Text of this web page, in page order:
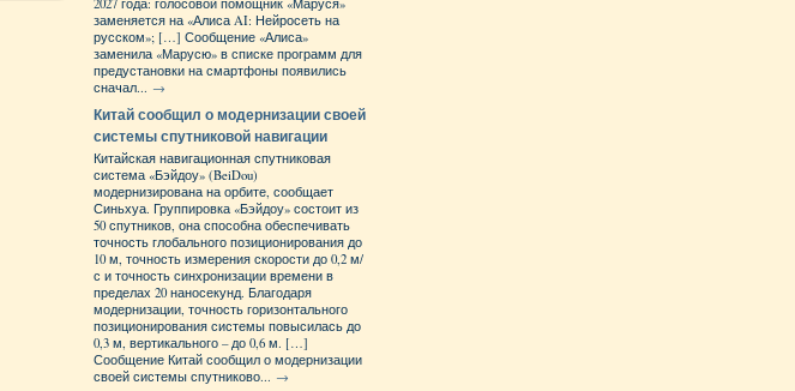
2027 года: голосовой помощник «Маруся»
заменяется на «Алиса AI: Нейросеть на
русском»; […] Сообщение «Алиса»
заменила «Марусю» в списке программ для
предустановки на смартфоны появились
сначал... →
Китай сообщил о модернизации своей
системы спутниковой навигации
Китайская навигационная спутниковая
система «Бэйдоу» (BeiDou)
модернизирована на орбите, сообщает
Синьхуа. Группировка «Бэйдоу» состоит из
50 спутников, она способна обеспечивать
точность глобального позиционирования до
10 м, точность измерения скорости до 0,2 м/
с и точность синхронизации времени в
пределах 20 наносекунд. Благодаря
модернизации, точность горизонтального
позиционирования системы повысилась до
0,3 м, вертикального – до 0,6 м. […]
Сообщение Китай сообщил о модернизации
своей системы спутниково... →